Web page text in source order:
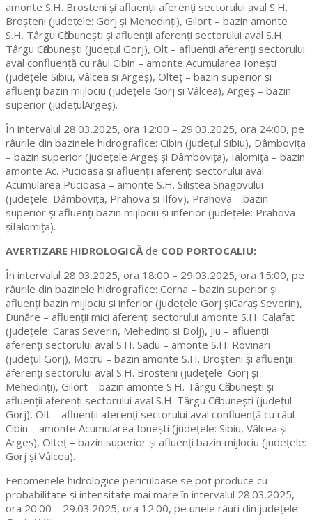
amonte S.H. Broşteni şi afluenţii aferenţi sectorului aval S.H.
Broşteni (judeţele: Gorj şi Mehedinţi), Gilort – bazin amonte
S.H. Târgu Cӑrbuneşti şi afluenţii aferenţi sectorului aval S.H.
Târgu Cӑrbuneşti (judeţul Gorj), Olt – afluenţii aferenţi sectorului
aval confluenţă cu râul Cibin – amonte Acumularea Ionești
(judeţele Sibiu, Vâlcea și Argeş), Olteţ – bazin superior și
afluenţi bazin mijlociu (judeţele Gorj și Vâlcea), Argeş – bazin
superior (judeţulArgeş).
În intervalul 28.03.2025, ora 12:00 – 29.03.2025, ora 24:00, pe
râurile din bazinele hidrografice: Cibin (judeţul Sibiu), Dâmboviţa
– bazin superior (judeţele Argeş şi Dâmboviţa), Ialomiţa – bazin
amonte Ac. Pucioasa şi afluenţii aferenţi sectorului aval
Acumularea Pucioasa – amonte S.H. Siliştea Snagovului
(judeţele: Dâmboviţa, Prahova şi Ilfov), Prahova – bazin
superior şi afluenţi bazin mijlociu şi inferior (judeţele: Prahova
şiIalomiţa).
AVERTIZARE HIDROLOGICĂde COD PORTOCALIU:
În intervalul 28.03.2025, ora 18:00 – 29.03.2025, ora 15:00, pe
râurile din bazinele hidrografice: Cerna – bazin superior şi
afluenţi bazin mijlociu şi inferior (judeţele Gorj şiCaraş Severin),
Dunăre – afluenţii mici aferenţi sectorului amonte S.H. Calafat
(judeţele: Caraş Severin, Mehedinţi şi Dolj), Jiu – afluenţii
aferenţi sectorului aval S.H. Sadu – amonte S.H. Rovinari
(judeţul Gorj), Motru – bazin amonte S.H. Broşteni şi afluenţii
aferenţi sectorului aval S.H. Broşteni (judeţele: Gorj şi
Mehedinţi), Gilort – bazin amonte S.H. Târgu Cӑrbuneşti şi
afluenţii aferenţi sectorului aval S.H. Târgu Cӑrbuneşti (judeţul
Gorj), Olt – afluenţii aferenţi sectorului aval confluenţă cu râul
Cibin – amonte Acumularea Ionești (judeţele: Sibiu, Vâlcea și
Argeş), Olteţ – bazin superior și afluenţi bazin mijlociu (judeţele:
Gorj și Vâlcea).
Fenomenele hidrologice periculoase se pot produce cu
probabilitate și intensitate mai mare în intervalul 28.03.2025,
ora 20:00 – 29.03.2025, ora 12:00, pe unele râuri din judeţele: